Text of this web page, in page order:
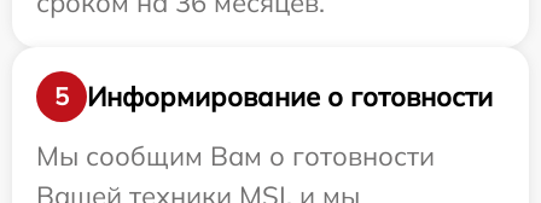
5
Информирование о готовности
Мы сообщим Вам о готовности
Вашей техники MSI, и мы